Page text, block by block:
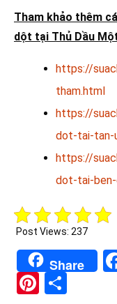
Tham khảo thêm
dột tại Thủ Dầu
https://
tham.html
https://
dot-tai-tan-
https://
dot-tai-
Post Views: 237
Share
Pinterest